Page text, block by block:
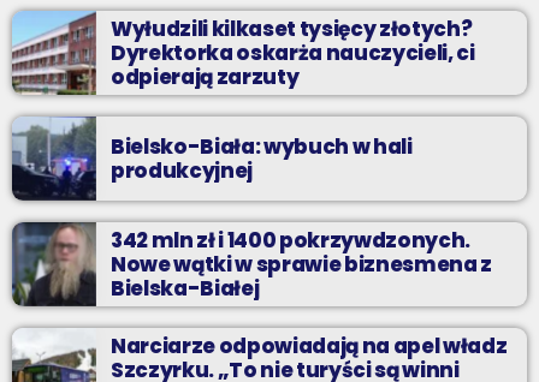
Wyłudzili kilkaset tysięcy złotych?
Dyrektorka oskarża nauczycieli, ci
odpierają zarzuty
Bielsko-Biała: wybuch w hali
produkcyjnej
342 mln zł i 1400 pokrzywdzonych.
Nowe wątki w sprawie biznesmena z
Bielska-Białej
Narciarze odpowiadają na apel władz
Szczyrku. „To nie turyści są winni